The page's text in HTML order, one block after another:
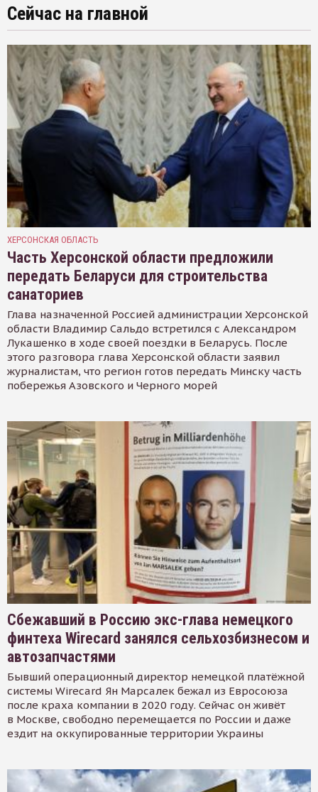
Сейчас на главной
ХЕРСОНСКАЯ ОБЛАСТЬ
Часть Херсонской области предложили
передать Беларуси для строительства
санаториев
Глава назначенной Россией администрации Херсонской
области Владимир Сальдо встретился с Александром
Лукашенко в ходе своей поездки в Беларусь. После
этого разговора глава Херсонской области заявил
журналистам, что регион готов передать Минску часть
побережья Азовского и Черного морей
Сбежавший в Россию экс-глава немецкого
финтеха Wirecard занялся сельхозбизнесом и
автозапчастями
Бывший операционный директор немецкой платёжной
системы Wirecard Ян Марсалек бежал из Евросоюза
после краха компании в 2020 году. Сейчас он живёт
в Москве, свободно перемещается по России и даже
ездит на оккупированные территории Украины